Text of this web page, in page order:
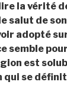
la vérité
salut de
adopté
semble
est
se